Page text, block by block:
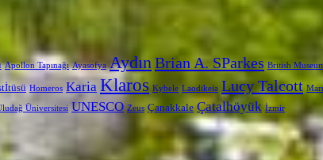
Apollon Tapınağı Ayasofya AydınBrian A. SParkes British
Homeros Karia Klaros Kybele Laodikeia Lucy Talcott
Üniversitesi UNESCO Zeus Çanakkale Çatalhöyük İzmir